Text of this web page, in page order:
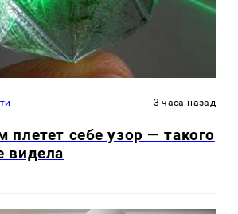
3 часа назад
плетет себе узор — такого
видела